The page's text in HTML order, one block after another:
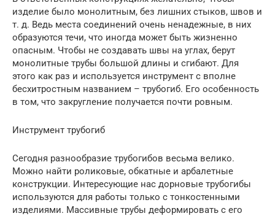
изделие было монолитным, без лишних стыков, швов и
т. д. Ведь места соединений очень ненадежные, в них
образуются течи, что иногда может быть жизненно
опасным. Чтобы не создавать швы на углах, берут
монолитные трубы большой длины и сгибают. Для
этого как раз и используется инструмент с вполне
бесхитростным названием – трубогиб. Его особенность
в том, что закругление получается почти ровным.
Инструмент трубогиб
Сегодня разнообразие трубогибов весьма велико.
Можно найти роликовые, обкатные и арбалетные
конструкции. Интересующие нас дорновые трубогибы
используются для работы только с тонкостенными
изделиями. Массивные трубы деформировать с его